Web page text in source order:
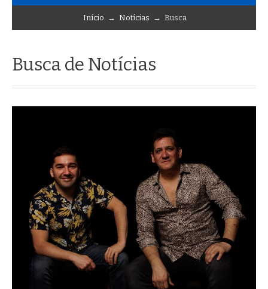
Início → Notícias → Busca
Busca de Notícias